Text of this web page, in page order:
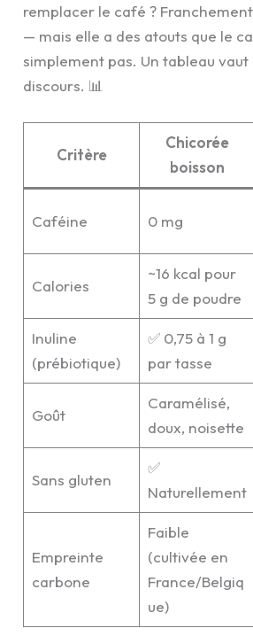
remplacer le café ?
— mais elle a des atouts que le
simplement pas. Un tableau vaut
discours. 📊
Critère
Chicorée
boisson
Caféine 0 mg
Calories
~16 kcal pour
5 g de poudre
Inuline
(prébiotique)
✅ 0,75 à 1 g
par tasse
Goût
Caramélisé,
doux, noisette
Sans gluten
✅
Naturellement
Empreinte
carbone
Faible
(cultivée en
France/Belgiq
ue)